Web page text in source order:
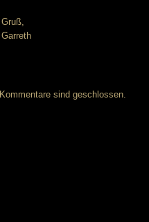
Gruß,
Garreth
Kommentare sind geschlossen.